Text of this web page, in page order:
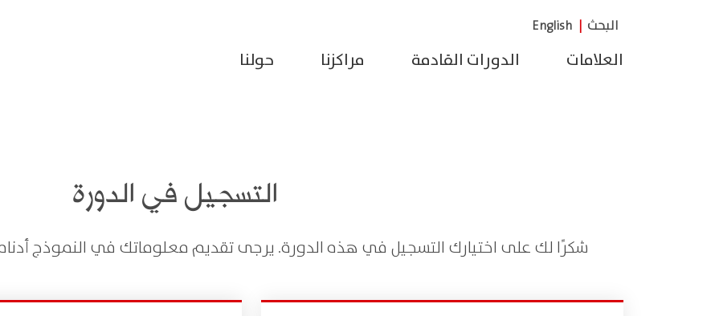
English | البحث
العلامات الدورات القادمة مراكزنا حولنا
التسجيل في الدورة
شكرًا لك على اختيارك التسجيل في هذه الدورة. يرجى تقديم معلوماتك في النموذج